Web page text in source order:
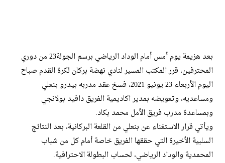
بعد هزيمة يوم أمس أمام الوداد الرياضي برسم الجولة23 من دوري
المحترفين، قرر المكتب المسير لنادي نهضة بركان لكرة القدم صباح
اليوم الأربعاء 23 يونيو 2021، فسخ عقد مدربه بيدرو بنعلي
ومساعديه، وتعويضه بمدير اكاديمية الفريق دافيد بولانجي
وبمساعدة مدرب فريق الأمل محمد بكاد.
ويأتي قرار الاستغناء عن بنعلي من القلعة البركانية، بعد النتائج
السلبية الأخيرة التي حققها الفريق خاصة أمام كل من شباب
المحمدية والوداد الرياضي، لحساب البطولة الاحترافية.